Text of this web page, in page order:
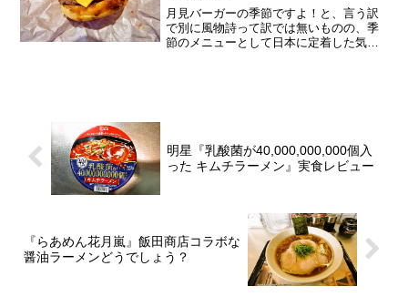
月見バーガーの季節ですよ！と、言う訳
で別に風物詩って訳では無いものの、季
節のメニューとして日本に定着した気が
明星『乳酸菌が40,000,000,000個入
った キムチラーメン』実食レビュー
『らあめん花月嵐』飯田商店コラボな
醤油ラーメンどうでしょう？